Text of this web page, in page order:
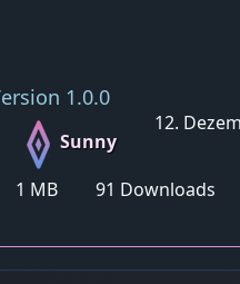
1.0.0
Sunny
12.
1 MB 91 Downloads